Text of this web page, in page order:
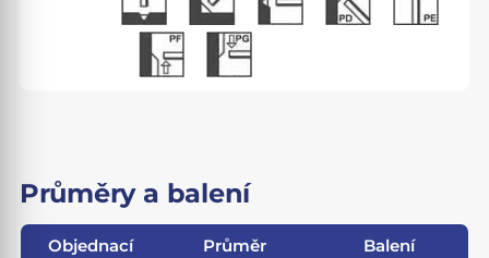
Průměry a balení
Objednací
Průměr Balení